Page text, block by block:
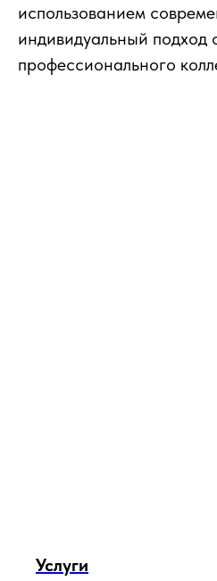
использованием
индивидуальный подход
профессионального
Услуги